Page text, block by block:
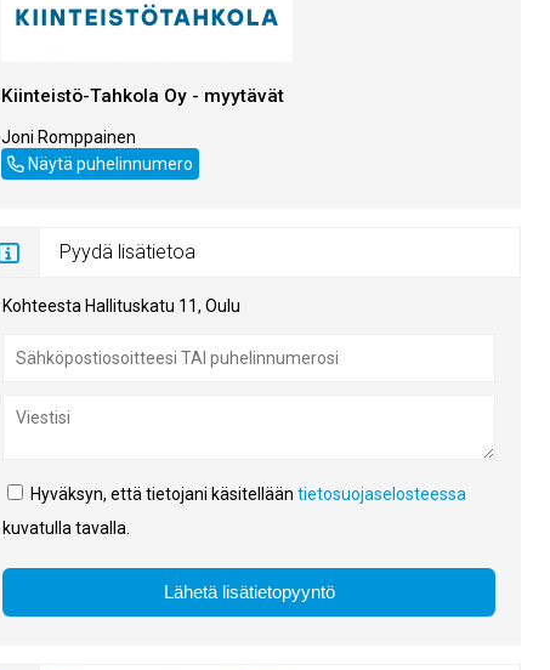
Kiinteistö-Tahkola Oy - myytävät
Joni Romppainen
Näytä puhelinnumero
+358405400672
Pyydä lisätietoa
Kohteesta Hallituskatu 11, Oulu
Hyväksyn, että tietojani käsitellääntietosuojaselosteessa
kuvatulla tavalla.